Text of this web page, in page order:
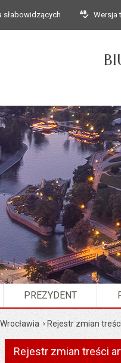
słabowidzących Wersja
PREZYDENT
Rejestr zmian
Rejestr zmian treści